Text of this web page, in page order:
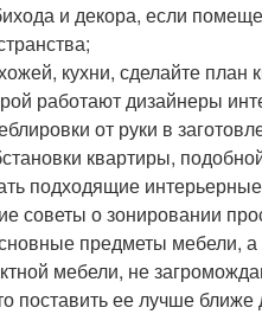
и декора, если
кухни, сделайте
работают дизайнеры
от руки в
квартиры,
подходящие
советы о зонировании
предметы мебели, а
мебели, не
поставить ее лучше ближе